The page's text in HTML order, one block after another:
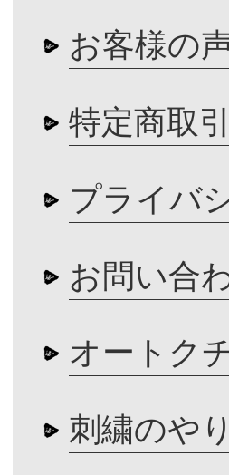
お客様の
特定商取
プライバ
お問い合
オートク
刺繍のや